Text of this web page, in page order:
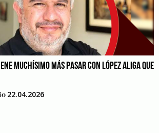
MUCHÍSIMO MÁS PASAR CON LÓPEZ ALIGA QUE
22.04.2026